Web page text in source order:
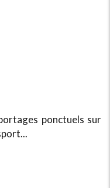
ponctuels sur